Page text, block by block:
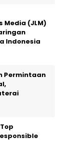
Media (JLM)
Indonesia
Permintaan